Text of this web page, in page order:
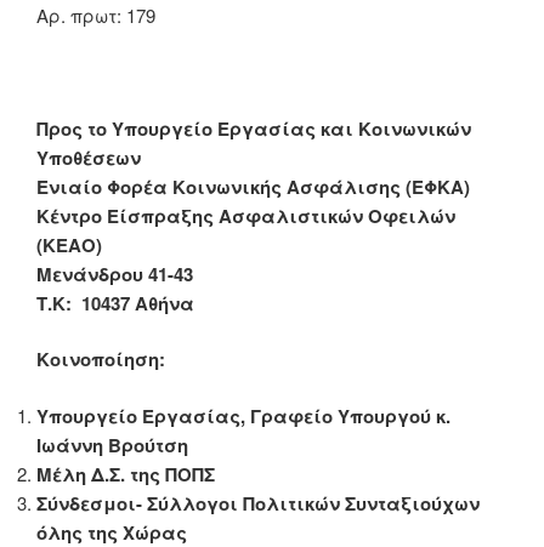
Αρ. πρωτ: 179
Προς το Υπουργείο Εργασίας και Κοινωνικών
Υποθέσεων
Ενιαίο Φορέα Κοινωνικής Ασφάλισης (ΕΦΚΑ)
Κέντρο Είσπραξης Ασφαλιστικών Οφειλών
(ΚΕΑΟ)
Μενάνδρου 41-43
Τ.Κ: 10437 Αθήνα
Κοινοποίηση:
Υπουργείο Εργασίας, Γραφείο Υπουργού κ.
Ιωάννη Βρούτση
Μέλη Δ.Σ. της ΠΟΠΣ
Σύνδεσμοι- Σύλλογοι Πολιτικών Συνταξιούχων
όλης της Χώρας